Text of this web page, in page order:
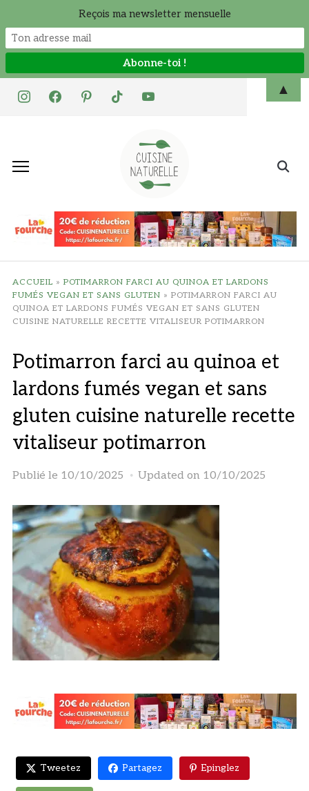
instagramfacebookpinteresttiktok youtube
Search
ACCUEIL » POTIMARRON FARCI AU QUINOA ET LARDONS
FUMÉS VEGAN ET SANS GLUTEN » POTIMARRON FARCI AU
QUINOA ET LARDONS FUMÉS VEGAN ET SANS GLUTEN
CUISINE NATURELLE RECETTE VITALISEUR POTIMARRON
Potimarron farci au quinoa et
lardons fumés vegan et sans
gluten cuisine naturelle recette
vitaliseur potimarron
Publié le 10/10/2025 Updated on 10/10/2025
Tweetez Partagez Epinglez
Reçois ma newsletter mensuelle
▲